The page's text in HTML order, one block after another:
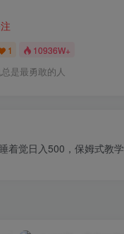
1 10936W+
是最勇敢的人
着觉日入500，保姆式教学